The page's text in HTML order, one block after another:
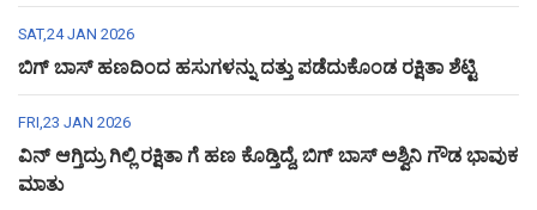
SAT,24 JAN 2026
ಬಿಗ್ ಬಾಸ್ ಹಣದಿಂದ ಹಸುಗಳನ್ನು ದತ್ತು ಪಡೆದುಕೊಂಡ ರಕ್ಷಿತಾ ಶೆಟ್ಟಿ
FRI,23 JAN 2026
ವಿನ್ ಆಗ್ತಿದ್ರು ಗಿಲ್ಲಿ ರಕ್ಷಿತಾ ಗೆ ಹಣ ಕೊಡ್ತಿದ್ದೆ, ಬಿಗ್ ಬಾಸ್ ಅಶ್ವಿನಿ ಗೌಡ ಭಾವುಕ
ಮಾತು